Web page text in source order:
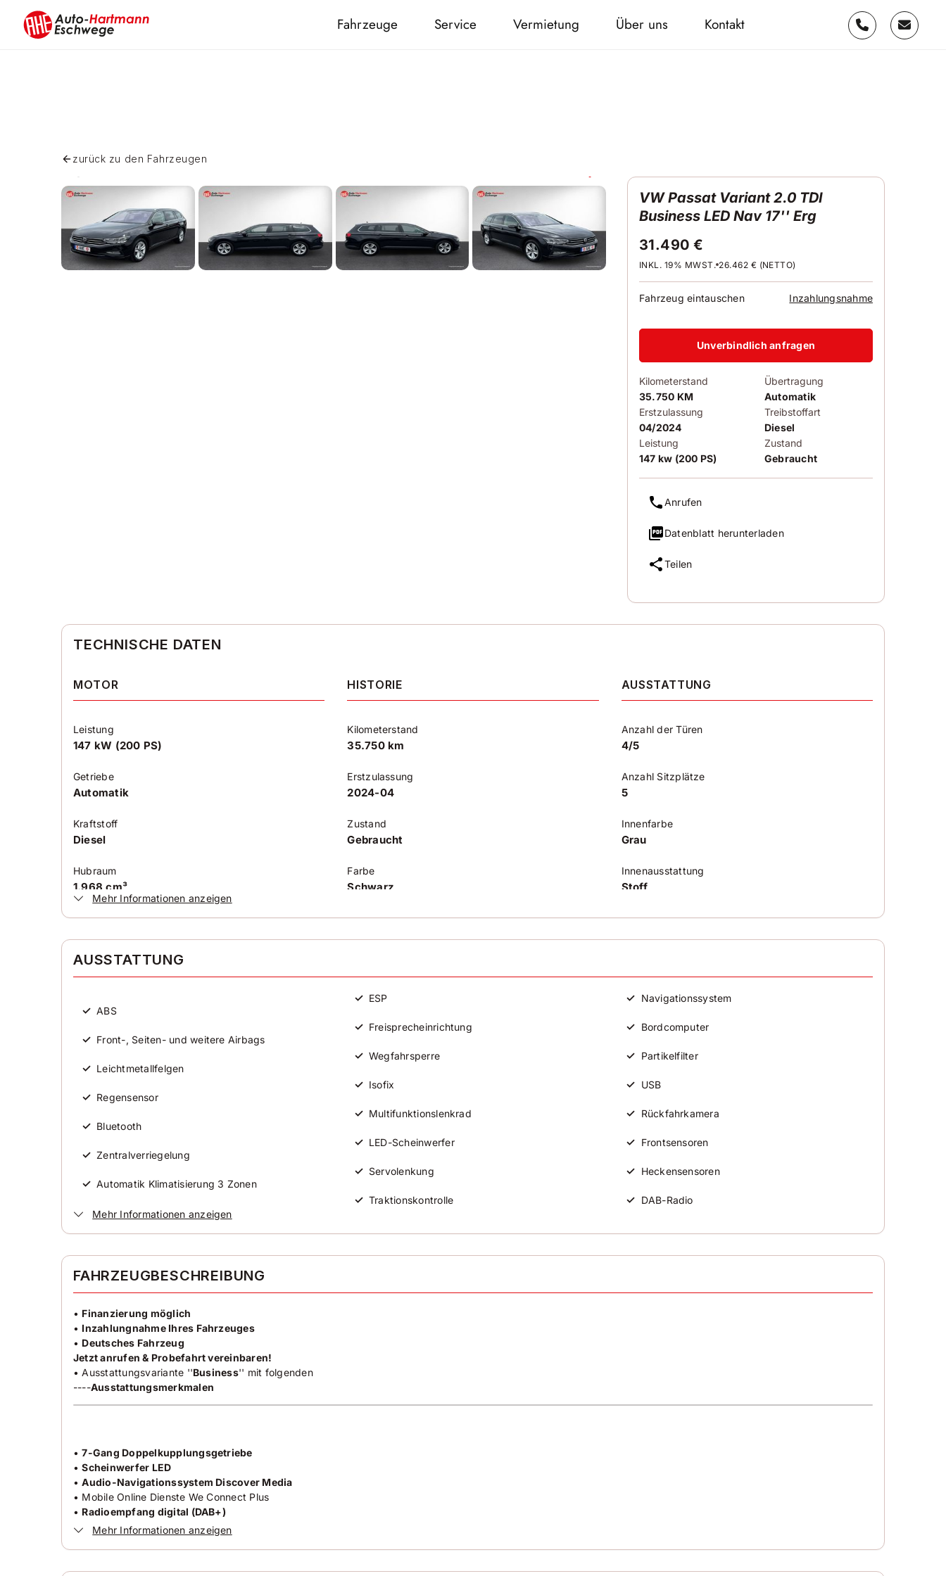
content
Fahrzeuge Service Vermietung Über uns Kontakt
zurück zu den Fahrzeugen
VW Passat Variant 2.0 TDI
Business LED Nav 17'' Erg
31.490 €
INKL. 19% MWST. 26.462 € (NETTO)
Fahrzeug eintauschen Inzahlungsnahme
Unverbindlich anfragen
Kilometerstand
35.750 KM
Erstzulassung
04/2024
Leistung
147 kw (200 PS)
Übertragung
Automatik
Treibstoffart
Diesel
Zustand
Gebraucht
Anrufen
Datenblatt herunterladen
Teilen
TECHNISCHE DATEN
MOTOR
Leistung
147 kW (200 PS)
Getriebe
Automatik
Kraftstoff
Diesel
Hubraum
1.968 cm³
Antriebsart
Zylinder
4
Karosserieform
HISTORIE
Kilometerstand
35.750 km
Erstzulassung
2024-04
Zustand
Gebraucht
Farbe
Schwarz
Farbe (Hersteller)
AUSSTATTUNG
Anzahl der Türen
4/5
Anzahl Sitzplätze
5
Innenfarbe
Grau
Innenausstattung
Stoff
Klimatisierung
Front-, Seiten- und weitere Airbags
Mehr Informationen anzeigen
AUSSTATTUNG
✓ ABS
✓ Front-, Seiten- und weitere Airbags
✓ Leichtmetallfelgen
✓ Regensensor
✓ Bluetooth
✓ Zentralverriegelung
✓ Automatik Klimatisierung 3 Zonen
✓ Elektrische Außenspiegel
✓ ESP
✓ Freisprecheinrichtung
✓ Wegfahrsperre
✓ Isofix
✓ Multifunktionslenkrad
✓ LED-Scheinwerfer
✓ Servolenkung
✓ Traktionskontrolle
✓ Reifendruckkontrolle
✓ Navigationssystem
✓ Bordcomputer
✓ Partikelfilter
✓ USB
✓ Rückfahrkamera
✓ Frontsensoren
✓ Heckensensoren
✓ DAB-Radio
Mehr Informationen anzeigen
FAHRZEUGBESCHREIBUNG
• Finanzierung möglich
• Inzahlungnahme Ihres Fahrzeuges
• Deutsches Fahrzeug
Jetzt anrufen & Probefahrt vereinbaren!
• Ausstattungsvariante ''Business'' mit folgenden
----Ausstattungsmerkmalen
•7-Gang Doppelkupplungsgetriebe
•Scheinwerfer LED
•Audio-Navigationssystem Discover Media
• Mobile Online Dienste We Connect Plus
• Radioempfang digital (DAB+)
•App-Connect Wireless
• Umfeldbeobachtungssystem (Front assist)
Mehr Informationen anzeigen